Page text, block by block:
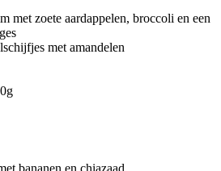
met zoete aardappelen, broccoli en een
met amandelen
bananen en chiazaad